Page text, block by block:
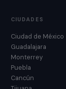
CIUDADES
Ciudad de México
Guadalajara
Monterrey
Puebla
Cancún